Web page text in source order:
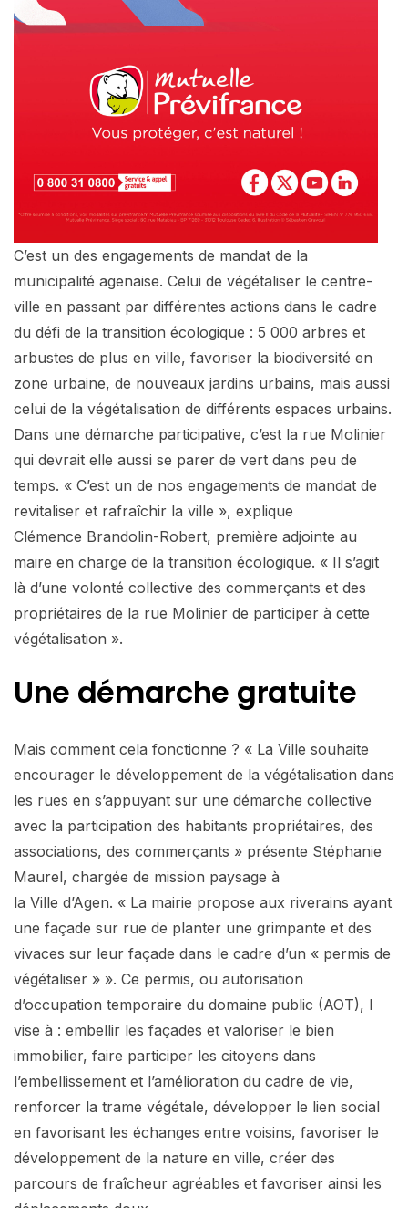
C’est un des engagements de mandat de la
municipalité agenaise. Celui de végétaliser le centre-
ville en passant par différentes actions dans le cadre
du défi de la transition écologique : 5 000 arbres et
arbustes de plus en ville, favoriser la biodiversité en
zone urbaine, de nouveaux jardins urbains, mais aussi
celui de la végétalisation de différents espaces urbains.
Dans une démarche participative, c’est la rue Molinier
qui devrait elle aussi se parer de vert dans peu de
temps. « C’est un de nos engagements de mandat de
revitaliser et rafraîchir la ville », explique
Clémence Brandolin-Robert, première adjointe au
maire en charge de la transition écologique. « Il s’agit
là d’une volonté collective des commerçants et des
propriétaires de la rue Molinier de participer à cette
végétalisation ».
Une démarche gratuite
Mais comment cela fonctionne ? « La Ville souhaite
encourager le développement de la végétalisation dans
les rues en s’appuyant sur une démarche collective
avec la participation des habitants propriétaires, des
associations, des commerçants » présente Stéphanie
Maurel, chargée de mission paysage à
la Ville d’Agen. « La mairie propose aux riverains ayant
une façade sur rue de planter une grimpante et des
vivaces sur leur façade dans le cadre d’un « permis de
végétaliser » ». Ce permis, ou autorisation
d’occupation temporaire du domaine public (AOT), l
vise à : embellir les façades et valoriser le bien
immobilier, faire participer les citoyens dans
l’embellissement et l’amélioration du cadre de vie,
renforcer la trame végétale, développer le lien social
en favorisant les échanges entre voisins, favoriser le
développement de la nature en ville, créer des
parcours de fraîcheur agréables et favoriser ainsi les